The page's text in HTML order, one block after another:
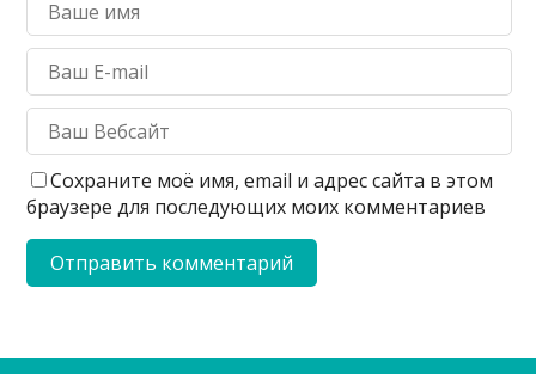
Сохраните моё имя, email и адрес сайта в этом
браузере для последующих моих комментариев